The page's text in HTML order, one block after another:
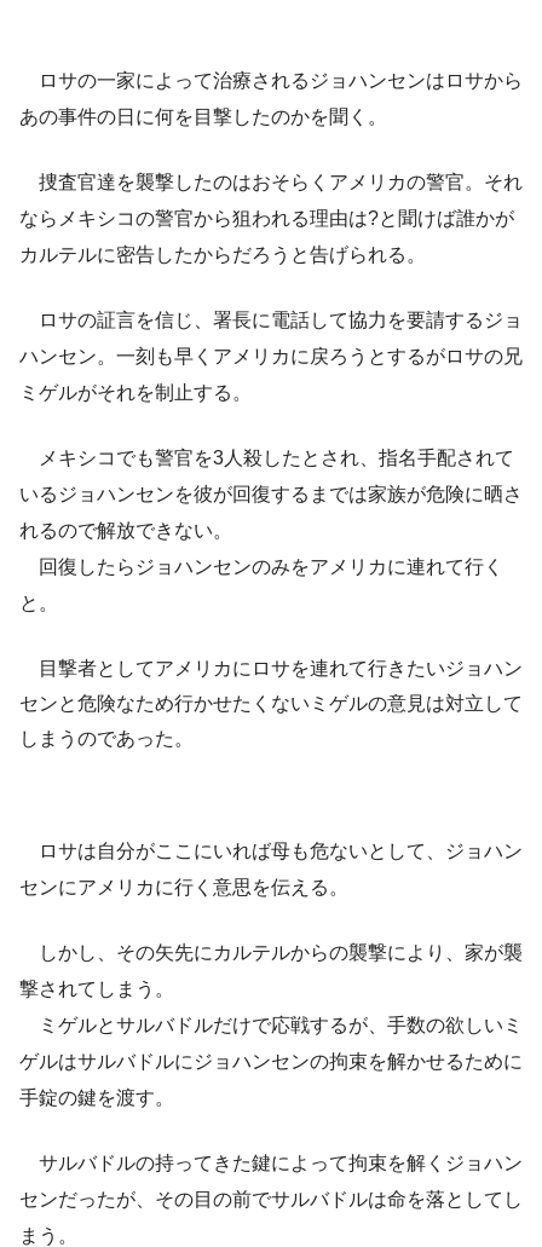
ロサの一家によって治療されるジョハンセンはロサから
あの事件の日に何を目撃したのかを聞く。
捜査官達を襲撃したのはおそらくアメリカの警官。それ
ならメキシコの警官から狙われる理由は?と聞けば誰かが
カルテルに密告したからだろうと告げられる。
ロサの証言を信じ、署長に電話して協力を要請するジョ
ハンセン。一刻も早くアメリカに戻ろうとするがロサの兄
ミゲルがそれを制止する。
メキシコでも警官を3人殺したとされ、指名手配されて
いるジョハンセンを彼が回復するまでは家族が危険に晒さ
れるので解放できない。
回復したらジョハンセンのみをアメリカに連れて行く
と。
目撃者としてアメリカにロサを連れて行きたいジョハン
センと危険なため行かせたくないミゲルの意見は対立して
しまうのであった。
ロサは自分がここにいれば母も危ないとして、ジョハン
センにアメリカに行く意思を伝える。
しかし、その矢先にカルテルからの襲撃により、家が襲
撃されてしまう。
ミゲルとサルバドルだけで応戦するが、手数の欲しいミ
ゲルはサルバドルにジョハンセンの拘束を解かせるために
手錠の鍵を渡す。
サルバドルの持ってきた鍵によって拘束を解くジョハン
センだったが、その目の前でサルバドルは命を落としてし
まう。